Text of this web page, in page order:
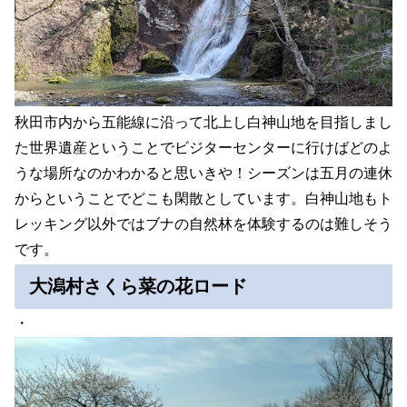
秋田市内から五能線に沿って北上し白神山地を目指しまし
た世界遺産ということでビジターセンターに行けばどのよ
うな場所なのかわかると思いきや！シーズンは五月の連休
からということでどこも閑散としています。白神山地もト
レッキング以外ではブナの自然林を体験するのは難しそう
です。
大潟村さくら菜の花ロード
・